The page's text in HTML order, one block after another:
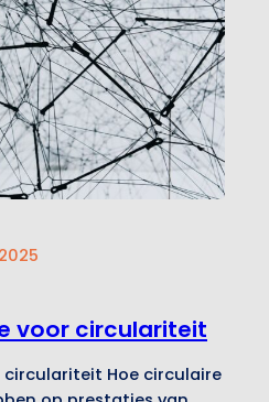
voor circulariteit
circulariteit Hoe circulaire